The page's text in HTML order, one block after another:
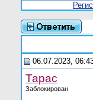
06.07.2023,
Тарас
Заблокирован